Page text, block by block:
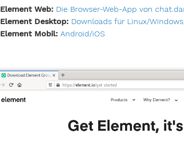
Element Web: Die Browser-Web-App von
Element Desktop: Downloads für Linux/
Element Mobil: Android/iOS